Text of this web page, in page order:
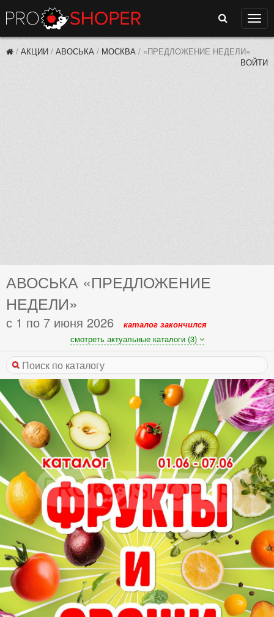
Поиск
/ АКЦИИ / АВОСЬКА / МОСКВА / «ПРЕДЛОЖЕНИЕ НЕДЕЛИ»
ВОЙТИ
АВОСЬКА «ПРЕДЛОЖЕНИЕ
НЕДЕЛИ»
с 1 по 7 июня 2026
каталог закончился
смотреть актуальные каталоги (3)